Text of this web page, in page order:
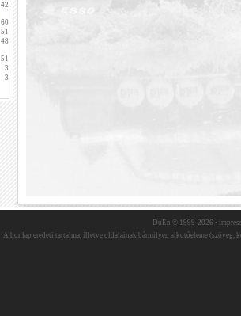
42
60
51
48
51
3
3
DuEn © 1999-2026 •
A honlap eredeti tartalma, illetve oldalainak bármilyen alkotóeleme (szöveg,